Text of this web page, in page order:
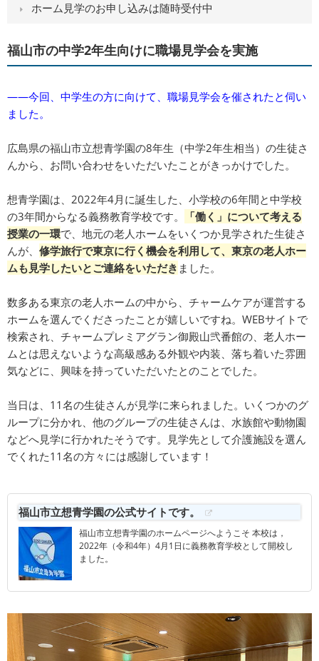
ホーム見学のお申し込みは随時受付中
福山市の中学2年生向けに職場見学会を実施
――今回、中学生の方に向けて、職場見学会を催されたと伺い
ました。
広島県の福山市立想青学園の8年生（中学2年生相当）の生徒さ
んから、お問い合わせをいただいたことがきっかけでした。
想青学園は、2022年4月に誕生した、小学校の6年間と中学校
の3年間からなる義務教育学校です。
「働く」について考える
授業の一環で、地元の老人ホームをいくつか見学された生徒さ
んが、 修学旅行で東京に行く機会を利用して、東京の老人ホー
ムも見学したいとご連絡をいただき ました。
数多ある東京の老人ホームの中から、チャームケアが運営する
ホームを選んでくださったことが嬉しいですね。WEBサイトで
検索され、チャームプレミアグラン御殿山弐番館の、老人ホー
ムとは思えないような高級感ある外観や内装、落ち着いた雰囲
気などに、興味を持っていただいたとのことでした。
当日は、11名の生徒さんが見学に来られました。いくつかのグ
ループに分かれ、他のグループの生徒さんは、水族館や動物園
などへ見学に行かれたそうです。見学先として介護施設を選ん
でくれた11名の方々には感謝しています！
福山市立想青学園の公式サイトです。
福山市立想青学園のホームページへようこそ 本校は，
2022年（令和4年）4月1日に義務教育学校として開校し
ました。